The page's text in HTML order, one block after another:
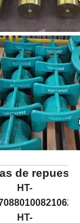
de
HT-
HT-